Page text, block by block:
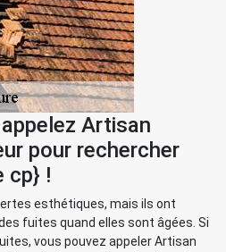
Artisan
pour rechercher
cp} !
esthétiques, mais ils ont
fuites quand elles sont âgées. Si
vous pouvez appeler Artisan